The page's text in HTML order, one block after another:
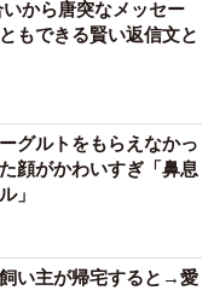
いから唐突なメッセー
もできる賢い返信文と
グルトをもらえなかっ
顔がかわいすぎ「鼻息
」
い主が帰宅すると→愛